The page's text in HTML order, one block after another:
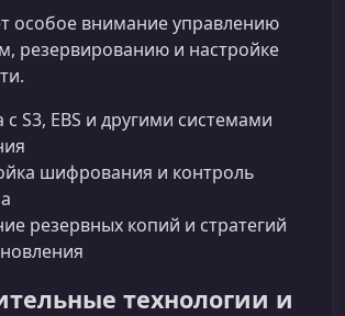
особое внимание управлению
резервированию и настройке
с S3, EBS и другими системами
шифрования и контроль
резервных копий и стратегий
технологии и